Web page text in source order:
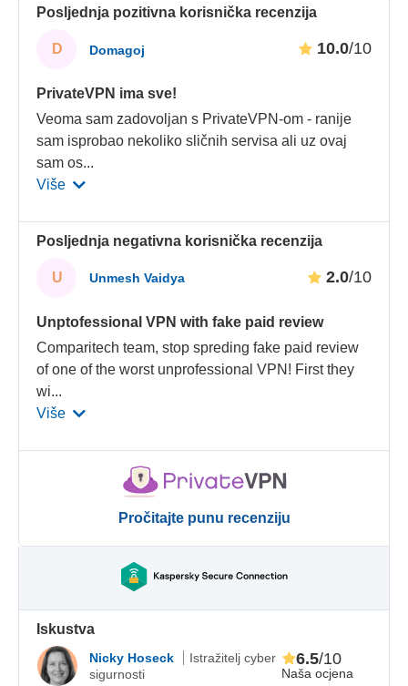
Posljednja pozitivna korisnička recenzija
D Domagoj 10.0/10
PrivateVPN ima sve!
Veoma sam zadovoljan s PrivateVPN-om - ranije
sam isprobao nekoliko sličnih servisa ali uz ovaj
sam os...
Više
Posljednja negativna korisnička recenzija
U Unmesh Vaidya 2.0/10
Unptofessional VPN with fake paid review
Comparitech team, stop spreding fake paid review
of one of the worst unprofessional VPN! First they
wi...
Više
Pročitajte punu recenziju
Iskustva
Nicky Hoseck
Istražitelj cyber
sigurnosti
Naša ocjena
6.5/10